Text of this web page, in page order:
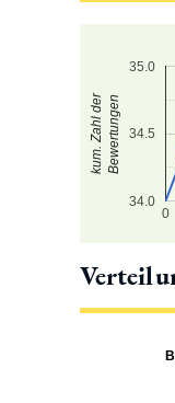
0
34.0
34.5
35.0
kum. Zahl derBewertungen